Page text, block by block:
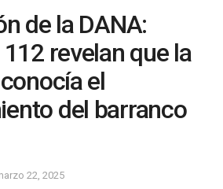
de la DANA:
revelan que la
el
del barranco
22, 2025